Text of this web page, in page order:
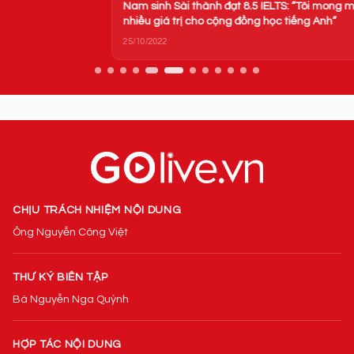
Nam sinh Sài thành đạt 8.5 IELTS: “Tôi mong muốn đem lại
nhiều giá trị cho cộng đồng học tiếng Anh”
CHỊU TRÁCH NHIỆM NỘI DUNG
Ông Nguyễn Công Việt
THƯ KÝ BIÊN TẬP
Bà Nguyễn Nga Quỳnh
HỢP TÁC NỘI DUNG